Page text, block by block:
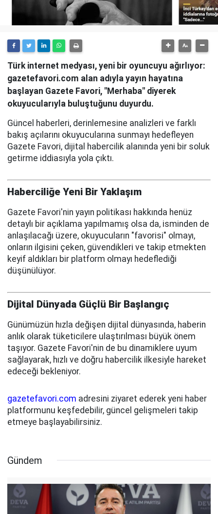
Türk internet medyası, yeni bir oyuncuyu ağırlıyor:
gazetefavori.com alan adıyla yayın hayatına
başlayan Gazete Favori, "Merhaba" diyerek
okuyucularıyla buluştuğunu duyurdu.
Güncel haberleri, derinlemesine analizleri ve farklı
bakış açılarını okuyucularına sunmayı hedefleyen
Gazete Favori, dijital habercilik alanında yeni bir soluk
getirme iddiasıyla yola çıktı.
Haberciliğe Yeni Bir Yaklaşım
Gazete Favori'nin yayın politikası hakkında henüz
detaylı bir açıklama yapılmamış olsa da, isminden de
anlaşılacağı üzere, okuyucuların "favorisi" olmayı,
onların ilgisini çeken, güvendikleri ve takip etmekten
keyif aldıkları bir platform olmayı hedeflediği
düşünülüyor.
Dijital Dünyada Güçlü Bir Başlangıç
Günümüzün hızla değişen dijital dünyasında, haberin
anlık olarak tüketicilere ulaştırılması büyük önem
taşıyor. Gazete Favori'nin de bu dinamiklere uyum
sağlayarak, hızlı ve doğru habercilik ilkesiyle hareket
edeceği bekleniyor.
gazetefavori.com adresini ziyaret ederek yeni haber
platformunu keşfedebilir, güncel gelişmeleri takip
etmeye başlayabilirsiniz.
Gündem